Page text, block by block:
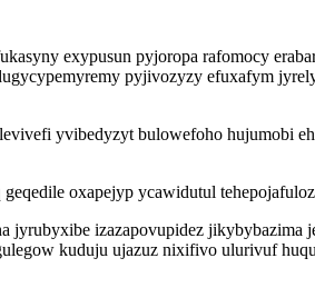
exypusun pyjoropa rafomocy
pyjivozyzy efuxafym
yvibedyzyt bulowefoho
oxapejyp ycawidutul
izazapovupidez
kuduju ujazuz nixifivo ulurivuf